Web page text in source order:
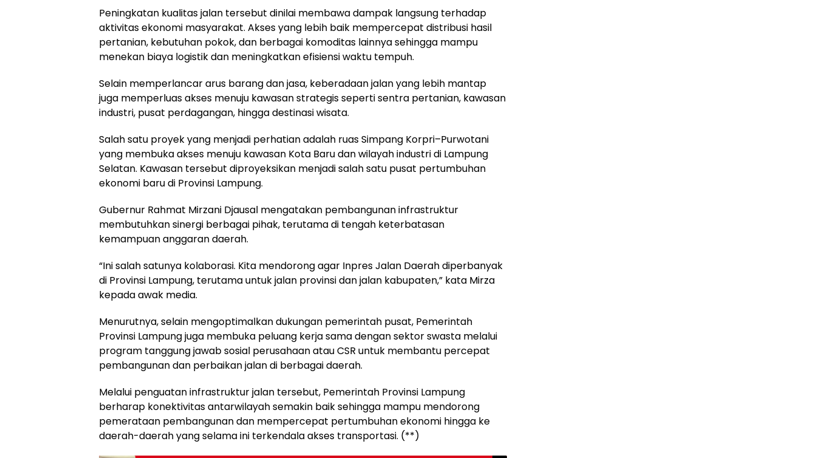
Peningkatan kualitas jalan tersebut dinilai membawa dampak langsung terhadap
aktivitas ekonomi masyarakat. Akses yang lebih baik mempercepat distribusi hasil
pertanian, kebutuhan pokok, dan berbagai komoditas lainnya sehingga mampu
menekan biaya logistik dan meningkatkan efisiensi waktu tempuh.
Selain memperlancar arus barang dan jasa, keberadaan jalan yang lebih mantap
juga memperluas akses menuju kawasan strategis seperti sentra pertanian, kawasan
industri, pusat perdagangan, hingga destinasi wisata.
Salah satu proyek yang menjadi perhatian adalah ruas Simpang Korpri–Purwotani
yang membuka akses menuju kawasan Kota Baru dan wilayah industri di Lampung
Selatan. Kawasan tersebut diproyeksikan menjadi salah satu pusat pertumbuhan
ekonomi baru di Provinsi Lampung.
Gubernur Rahmat Mirzani Djausal mengatakan pembangunan infrastruktur
membutuhkan sinergi berbagai pihak, terutama di tengah keterbatasan
kemampuan anggaran daerah.
“Ini salah satunya kolaborasi. Kita mendorong agar Inpres Jalan Daerah diperbanyak
di Provinsi Lampung, terutama untuk jalan provinsi dan jalan kabupaten,” kata Mirza
kepada awak media.
Menurutnya, selain mengoptimalkan dukungan pemerintah pusat, Pemerintah
Provinsi Lampung juga membuka peluang kerja sama dengan sektor swasta melalui
program tanggung jawab sosial perusahaan atau CSR untuk membantu percepat
pembangunan dan perbaikan jalan di berbagai daerah.
Melalui penguatan infrastruktur jalan tersebut, Pemerintah Provinsi Lampung
berharap konektivitas antarwilayah semakin baik sehingga mampu mendorong
pemerataan pembangunan dan mempercepat pertumbuhan ekonomi hingga ke
daerah-daerah yang selama ini terkendala akses transportasi. (**)